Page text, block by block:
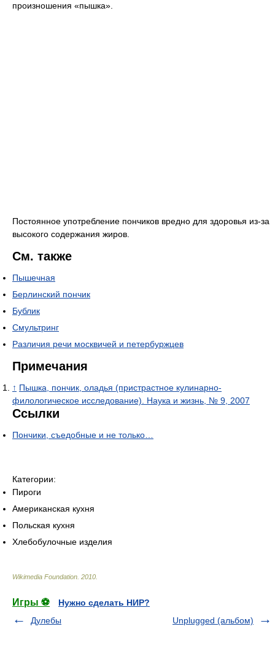
произношения «пышка».
Постоянное употребление пончиков вредно для здоровья из-за
высокого содержания жиров.
См. также
Пышечная
Берлинский пончик
Бублик
Смультринг
Различия речи москвичей и петербуржцев
Примечания
↑ Пышка, пончик, оладья (пристрастное кулинарно-
филологическое исследование). Наука и жизнь, № 9, 2007
Ссылки
Пончики, съедобные и не только…
Категории:
Пироги
Американская кухня
Польская кухня
Хлебобулочные изделия
Wikimedia Foundation 2010
Игры ⚽
Нужно сделать НИР?
Дулебы
Unplugged (альбом)